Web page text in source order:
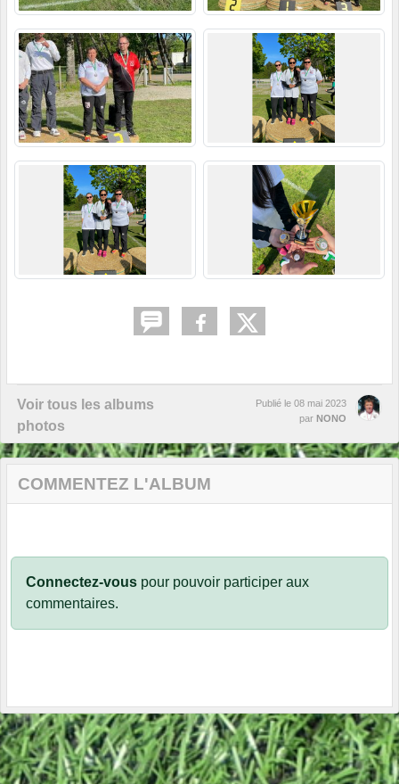
Voir tous les albums
photos
Publié le 08 mai 2023
par NONO
COMMENTEZ L'ALBUM
Connectez-vous pour pouvoir participer aux
commentaires.